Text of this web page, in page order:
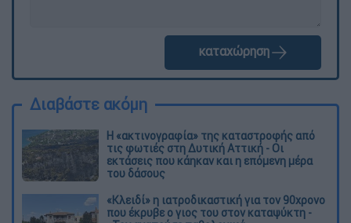
καταχώρηση
Διαβάστε ακόμη
Η «ακτινογραφία» της καταστροφής από
τις φωτιές στη Δυτική Αττική - Οι
εκτάσεις που κάηκαν και η επόμενη μέρα
του δάσους
«Κλειδί» η ιατροδικαστική για τον 90χρονο
που έκρυβε ο γιος του στον καταψύκτη -